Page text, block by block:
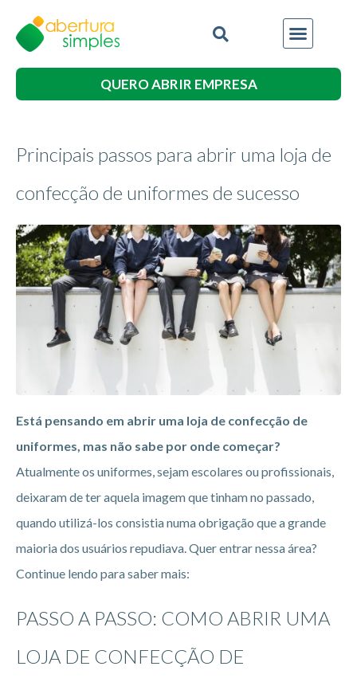
QUERO ABRIR EMPRESA
Principais passos para abrir uma loja de
confecção de uniformes de sucesso
Está pensando em abrir uma loja de confecção de
uniformes, mas não sabe por onde começar?
Atualmente os uniformes, sejam escolares ou profissionais,
deixaram de ter aquela imagem que tinham no passado,
quando utilizá-los consistia numa obrigação que a grande
maioria dos usuários repudiava. Quer entrar nessa área?
Continue lendo para saber mais:
PASSO A PASSO: COMO ABRIR UMA
LOJA DE CONFECÇÃO DE